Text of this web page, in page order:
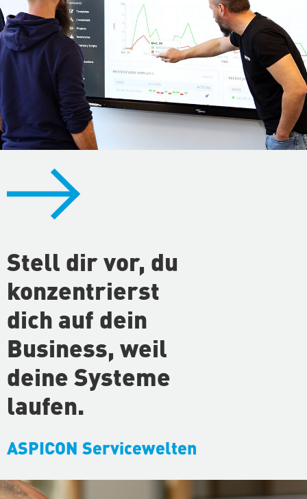
Stell dir vor, du
kon­zen­trierst
dich auf dein
Business, weil
deine Systeme
laufen.
ASPICON Ser­vice­wel­ten